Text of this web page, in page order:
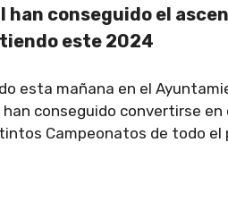
conseguido el
este 2024
esta mañana en el
han conseguido convertirse en
Campeonatos de todo el